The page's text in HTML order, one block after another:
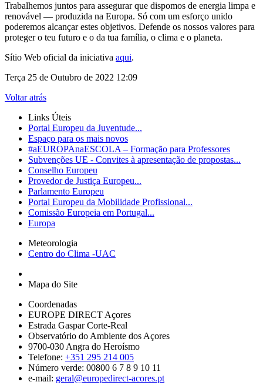
Trabalhemos juntos para assegurar que dispomos de energia limpa e
renovável — produzida na Europa. Só com um esforço unido
poderemos alcançar estes objetivos. Defende os nossos valores para
proteger o teu futuro e o da tua família, o clima e o planeta.
Sítio Web oficial da iniciativa aqui.
Terça 25 de Outubro de 2022 12:09
Voltar atrás
Links Úteis
Portal Europeu da Juventude...
Espaço para os mais novos
#aEUROPAnaESCOLA – Formação para Professores
Subvenções UE - Convites à apresentação de propostas...
Conselho Europeu
Provedor de Justiça Europeu...
Parlamento Europeu
Portal Europeu da Mobilidade Profissional...
Comissão Europeia em Portugal...
Europa
Meteorologia
Centro do Clima -UAC
Mapa do Site
Coordenadas
EUROPE DIRECT Açores
Estrada Gaspar Corte-Real
Observatório do Ambiente dos Açores
9700-030 Angra do Heroísmo
Telefone: +351 295 214 005
Número verde: 00800 6 7 8 9 10 11
e-mail: geral@europedirect-acores.pt